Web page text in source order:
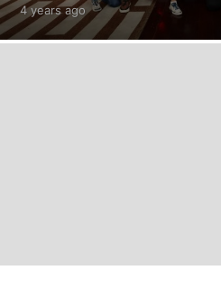
4 years ago4
y
e